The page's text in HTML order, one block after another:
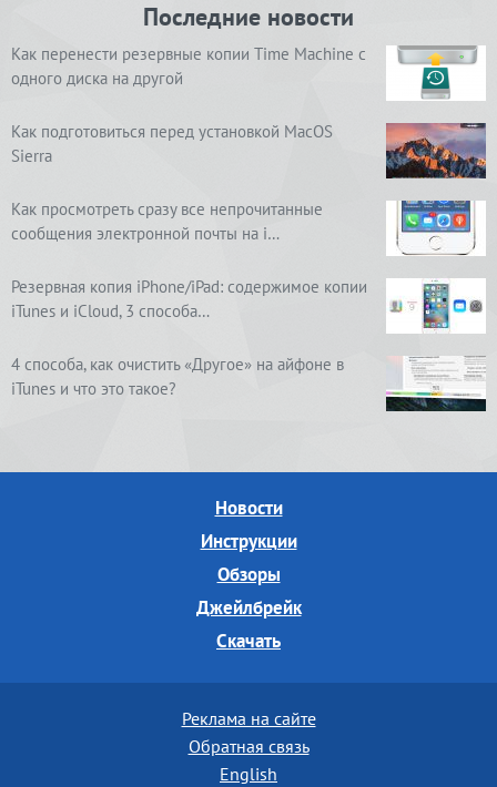
Последние новости
Как перенести резервные копии Time Machine с
одного диска на другой
Как подготовиться перед установкой MacOS
Sierra
Как просмотреть сразу все непрочитанные
сообщения электронной почты на i…
Резервная копия iPhone/iPad: содержимое копии
iTunes и iCloud, 3 способа…
4 способа, как очистить «Другое» на айфоне в
iTunes и что это такое?
Новости
Инструкции
Обзоры
Джейлбрейк
Скачать
Реклама на сайте
Обратная связь
English